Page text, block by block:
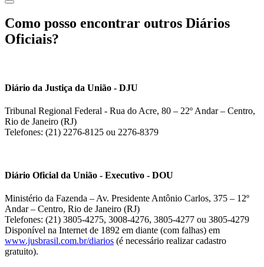
Como posso encontrar outros Diários
Oficiais?
Diário da Justiça da União - DJU
Tribunal Regional Federal - Rua do Acre, 80 – 22º Andar – Centro,
Rio de Janeiro (RJ)
Telefones: (21) 2276-8125 ou 2276-8379
Diário Oficial da União - Executivo - DOU
Ministério da Fazenda – Av. Presidente Antônio Carlos, 375 – 12º
Andar – Centro, Rio de Janeiro (RJ)
Telefones: (21) 3805-4275, 3008-4276, 3805-4277 ou 3805-4279
Disponível na Internet de 1892 em diante (com falhas) em
www.jusbrasil.com.br/diarios (é necessário realizar cadastro
gratuito).